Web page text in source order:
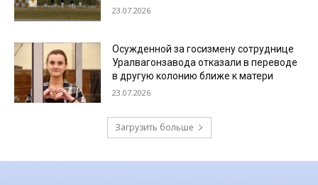
23.07.2026
Осужденной за госизмену сотруднице
Уралвагонзавода отказали в переводе
в другую колонию ближе к матери
23.07.2026
Загрузить больше